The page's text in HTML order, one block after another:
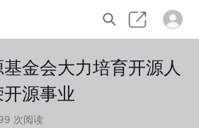
金会大力培育开源人
源事业
次阅读